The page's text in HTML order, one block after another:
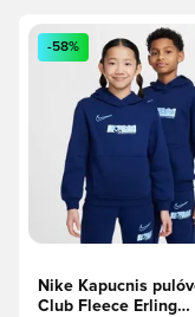
Megnyit egy
-58%
Nike Kapucnis
Club Fleece Erling